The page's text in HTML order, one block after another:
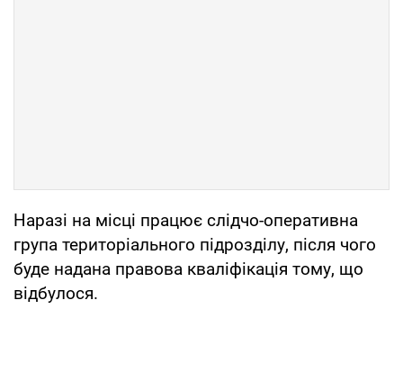
Наразі на місці працює слідчо-оперативна
група територіального підрозділу, після чого
буде надана правова кваліфікація тому, що
відбулося.